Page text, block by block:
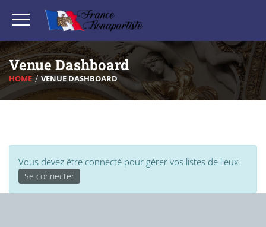
Venue Dashboard
HOME VENUE DASHBOARD
Vous devez être connecté pour gérer vos listes de lieux.
Se connecter